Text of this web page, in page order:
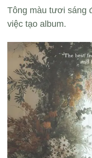
Tông màu tươi sáng
việc tạo album.